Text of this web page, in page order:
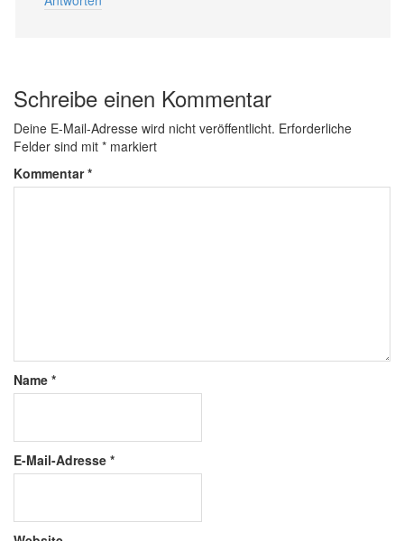
Schreibe einen Kommentar
Deine E-Mail-Adresse wird nicht veröffentlicht. Erforderliche
Felder sind mit * markiert
Kommentar*
Name *
E-Mail-Adresse *